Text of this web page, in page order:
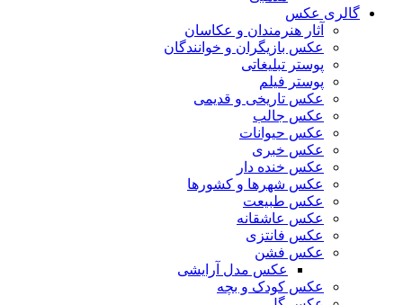
گالری عکس
آثار هنرمندان و عکاسان
عکس بازیگران و خوانندگان
پوستر تبلیغاتی
پوستر فیلم
عکس تاریخی و قدیمی
عکس جالب
عکس حیوانات
عکس خبری
عکس خنده دار
عکس شهرها و کشورها
عکس طبیعت
عکس عاشقانه
عکس فانتزی
عکس فشن
عکس مدل آرایشی
عکس کودک و بچه